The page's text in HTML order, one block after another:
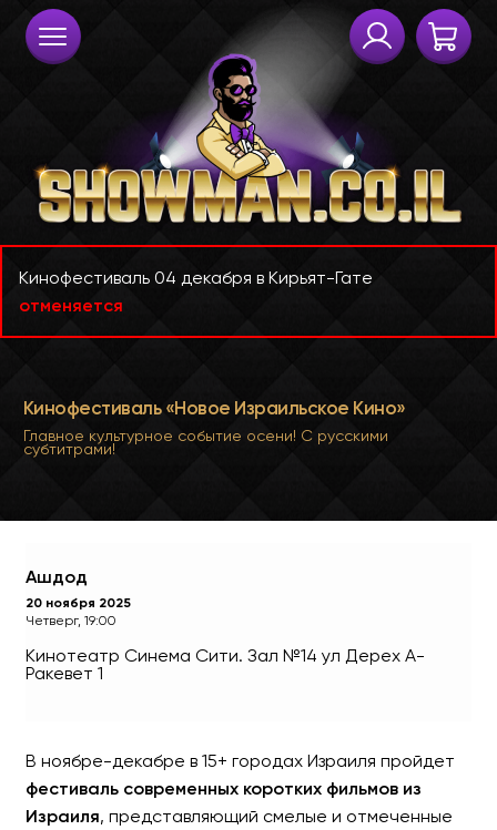
Кинофестиваль 04 декабря в Кирьят-Гате
отменяется
Кинофестиваль «Новое
Ашдод
20 ноября 2025
Четверг, 19:00
Кинотеатр Синема Сити. Зал №14 ул Дерех А-
Ракевет 1
В ноябре-декабре в 15+ городах Израиля пройдет
фестиваль современных коротких фильмов из
Израиля, представляющий смелые и отмеченные